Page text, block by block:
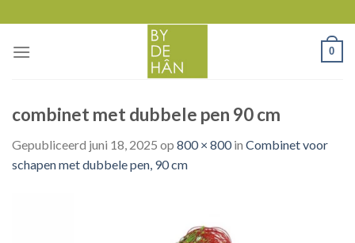
to
content
0
combinet met dubbele pen 90 cm
Gepubliceerd juni 18, 2025 op 800 × 800in Combinet voor
schapen met dubbele pen, 90 cm